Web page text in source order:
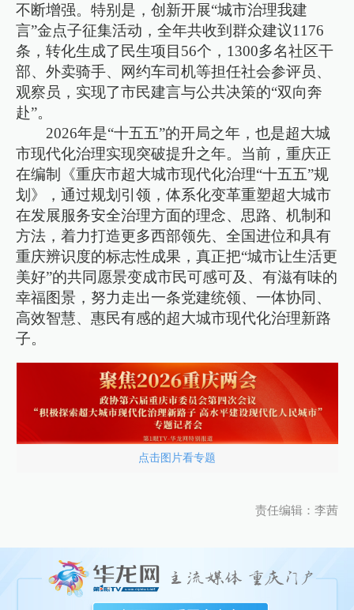
不断增强。特别是，创新开展“城市治理我建
言”金点子征集活动，全年共收到群众建议1176
条，转化生成了民生项目56个，1300多名社区干
部、外卖骑手、网约车司机等担任社会参评员、
观察员，实现了市民建言与公共决策的“双向奔
赴”。
2026年是“十五五”的开局之年，也是超大城
市现代化治理实现突破提升之年。当前，重庆正
在编制《重庆市超大城市现代化治理“十五五”规
划》，通过规划引领，体系化变革重塑超大城市
在发展服务安全治理方面的理念、思路、机制和
方法，着力打造更多西部领先、全国进位和具有
重庆辨识度的标志性成果，真正把“城市让生活更
美好”的共同愿景变成市民可感可及、有滋有味的
幸福图景，努力走出一条党建统领、一体协同、
高效智慧、惠民有感的超大城市现代化治理新路
子。
点击图片看专题
责任编辑：李茜